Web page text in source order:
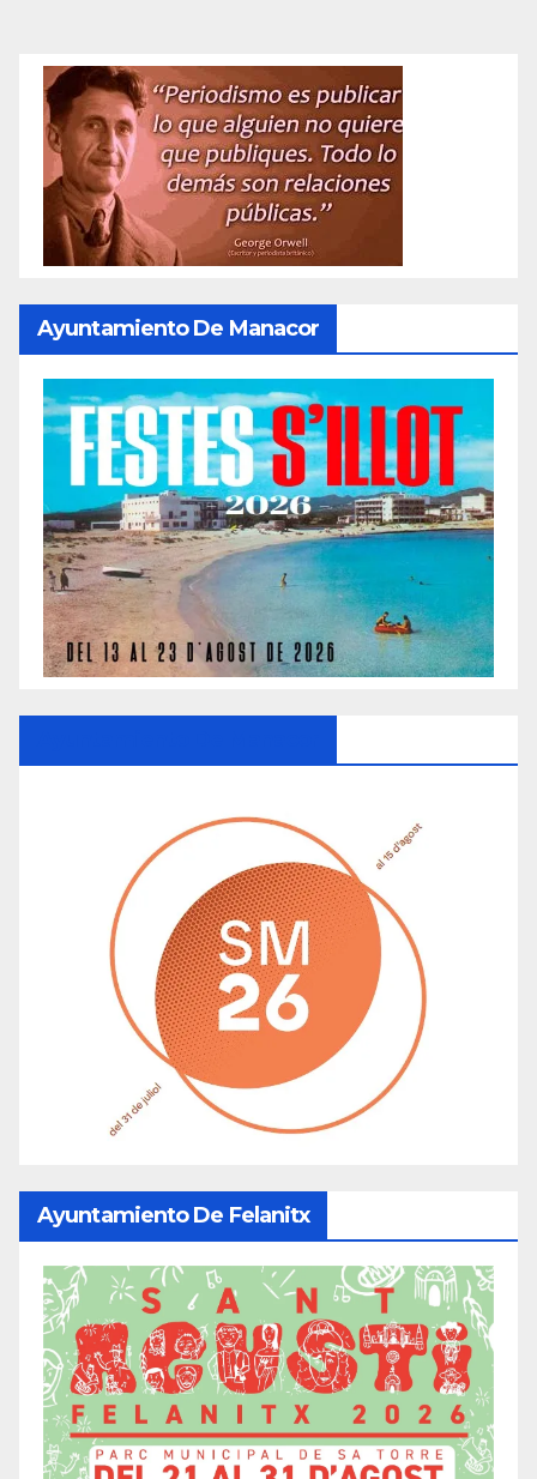
Ayuntamiento De Manacor
Ayuntamiento De Felanitx